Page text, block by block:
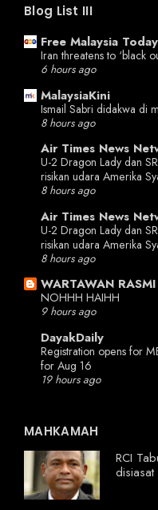
Blog List III
Free Malaysia
Iran threatens to ‘black
6 hours ago
MalaysiaKini
Ismail Sabri didakwa di
8 hours ago
Air Times News
U-2 Dragon Lady dan
risikan udara Amerika
8 hours ago
Air Times News
U-2 Dragon Lady dan
risikan udara Amerika
8 hours ago
WARTAWAN
NOHHH HAIHH
9 hours ago
DayakDaily
Registration opens for
for Aug 16
19 hours ago
MAHKAMAH
RCI
disiasat